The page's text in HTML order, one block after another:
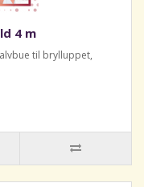
4 m
til brylluppet,